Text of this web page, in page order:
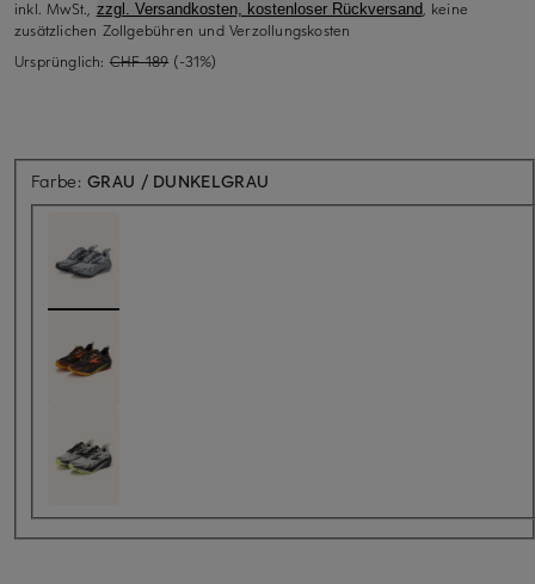
inkl. MwSt., zzgl. Versandkosten, kostenloser Rückversand, keine
zusätzlichen Zollgebühren und Verzollungskosten
Ursprünglich: CHF 189 (-31%)
Farbe:GRAU / DUNKELGRAU